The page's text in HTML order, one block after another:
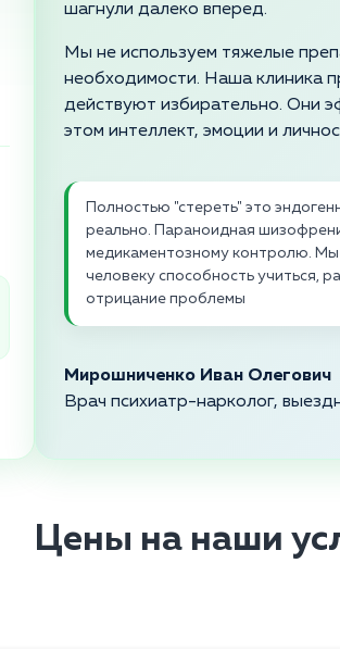
шагнули далеко вперед.
Мы не используем тяжелые
необходимости. Наша клиника
действуют избирательно. Они
этом интеллект, эмоции и
Полностью "стереть" это
реально. Параноидная
медикаментозному контролю.
человеку способность учиться,
отрицание проблемы
Мирошниченко Иван Олегович
Врач психиатр-нарколог,
Цены на наши